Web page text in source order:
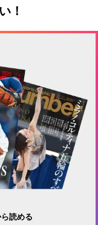
！
読める